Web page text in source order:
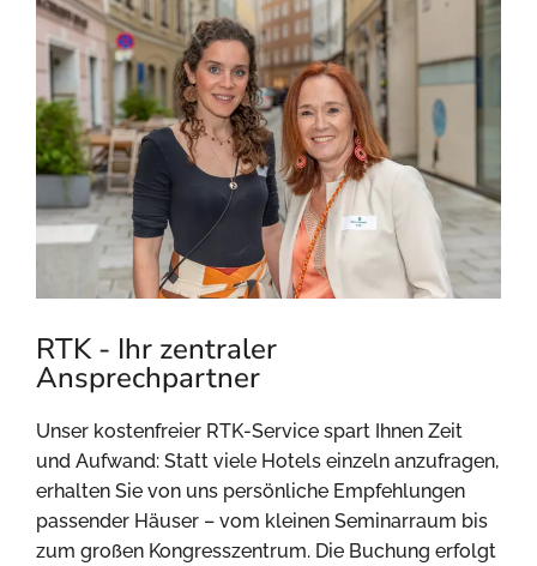
RTK - Ihr zentraler
Ansprechpartner
Unser kostenfreier RTK-Service spart Ihnen Zeit
und Aufwand: Statt viele Hotels einzeln anzufragen,
erhalten Sie von uns persönliche Empfehlungen
passender Häuser – vom kleinen Seminarraum bis
zum großen Kongresszentrum. Die Buchung erfolgt